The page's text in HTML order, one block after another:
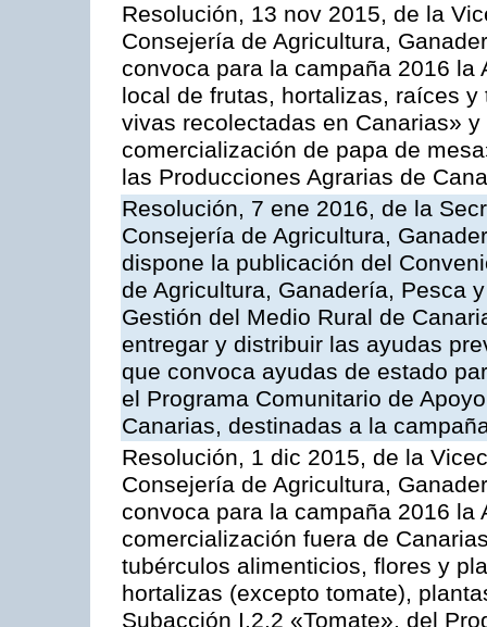
Resolución, 13 nov 2015, de la
Consejería de Agricultura,
convoca para la campaña 2016
local de frutas, hortalizas, raíces
vivas recolectadas en Canarias»
comercialización de papa de
las Producciones Agrarias de
Resolución, 7 ene 2016, de la
Consejería de Agricultura,
dispone la publicación del
de Agricultura, Ganadería, Pesca
Gestión del Medio Rural de
entregar y distribuir las ayudas
que convoca ayudas de estado
el Programa Comunitario de
Canarias, destinadas a la
Resolución, 1 dic 2015, de la
Consejería de Agricultura,
convoca para la campaña 2016 la
comercialización fuera de
tubérculos alimenticios, flores y
hortalizas (excepto tomate),
Subacción I.2.2 «Tomate», del